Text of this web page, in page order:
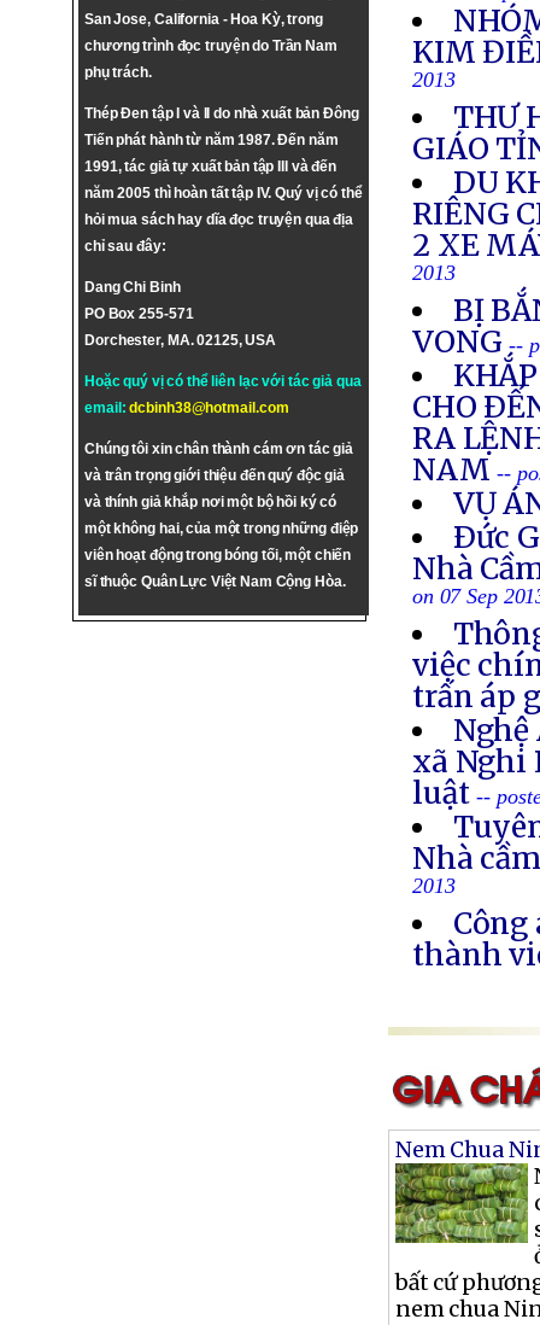
San Jose, California - Hoa Kỳ, trong
chương trình đọc truyện do Trần Nam
phụ trách.
Thép Đen tập I và II do nhà xuất bản Đông
Tiến phát hành từ năm 1987. Đến năm
1991, tác giả tự xuất bản tập III và đến
năm 2005 thì hoàn tất tập IV. Quý vị có thể
hỏi mua sách hay dĩa đọc truyện qua địa
chỉ sau đây:
Dang Chi Binh
PO Box 255-571
Dorchester, MA. 02125, USA
Hoặc quý vị có thể liên lạc với tác giả qua
email:dcbinh38@hotmail.com
Chúng tôi xin chân thành cám ơn tác giả
và trân trọng giới thiệu đến quý độc giả
và thính giả khắp nơi một bộ hồi ký có
một không hai, của một trong những điệp
viên hoạt động trong bóng tối, một chiến
sĩ thuộc Quân Lực Việt Nam Cộng Hòa.
KIM
2013
THƯ
GIÁO
DU
RIÊNG
2 XE
2013
BỊ
VONG --
CHO
RA
NAM--
VỤ
Ðức
Nhà
on 07 Sep
việc
trấn áp
Nghệ
xã Nghi
luật--
Nhà
2013
thành
Nem Chua
bất cứ
nem chua